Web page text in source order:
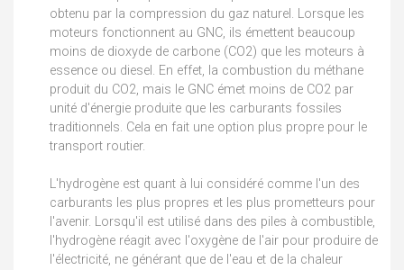
obtenu par la compression du gaz naturel. Lorsque les
moteurs fonctionnent au GNC, ils émettent beaucoup
moins de dioxyde de carbone (CO2) que les moteurs à
essence ou diesel. En effet, la combustion du méthane
produit du CO2, mais le GNC émet moins de CO2 par
unité d'énergie produite que les carburants fossiles
traditionnels. Cela en fait une option plus propre pour le
transport routier.
L'hydrogène est quant à lui considéré comme l'un des
carburants les plus propres et les plus prometteurs pour
l'avenir. Lorsqu'il est utilisé dans des piles à combustible,
l'hydrogène réagit avec l'oxygène de l'air pour produire de
l'électricité, ne générant que de l'eau et de la chaleur